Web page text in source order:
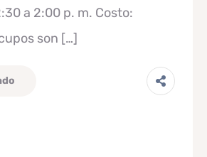
a 2:00 p. m. Costo:
son […]